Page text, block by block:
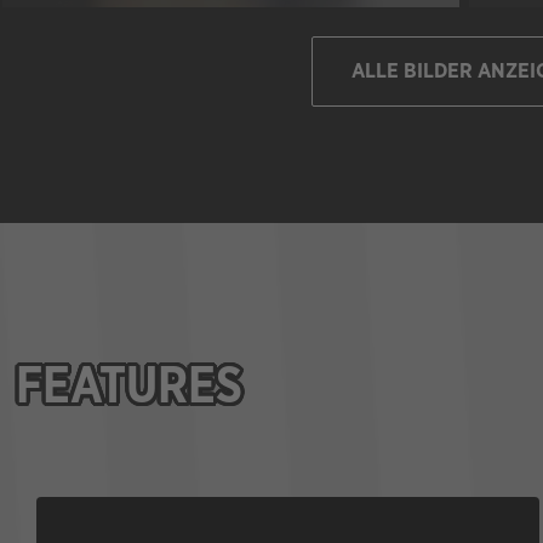
ALLE BILDER
FEATURES